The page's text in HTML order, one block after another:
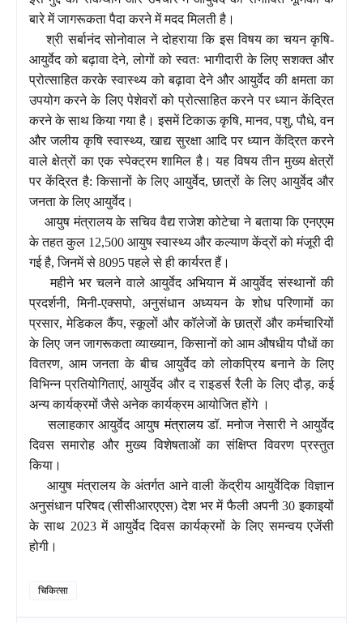
बारे में जागरूकता पैदा करने में मदद मिलती है।
श्री सर्बानंद सोनोवाल ने दोहराया कि इस विषय का चयन कृषि-
आयुर्वेद को बढ़ावा देने, लोगों को स्वतः भागीदारी के लिए सशक्त और
प्रोत्साहित करके स्वास्थ्य को बढ़ावा देने और आयुर्वेद की क्षमता का
उपयोग करने के लिए पेशेवरों को प्रोत्साहित करने पर ध्यान केंद्रित
करने के साथ किया गया है। इसमें टिकाऊ कृषि, मानव, पशु, पौधे, वन
और जलीय कृषि स्वास्थ्य, खाद्य सुरक्षा आदि पर ध्यान केंद्रित करने
वाले क्षेत्रों का एक स्पेक्ट्रम शामिल है। यह विषय तीन मुख्य क्षेत्रों
पर केंद्रित है: किसानों के लिए आयुर्वेद, छात्रों के लिए आयुर्वेद और
जनता के लिए आयुर्वेद।
आयुष मंत्रालय के सचिव वैद्य राजेश कोटेचा ने बताया कि एनएएम
के तहत कुल 12,500 आयुष स्वास्थ्य और कल्याण केंद्रों को मंजूरी दी
गई है, जिनमें से 8095 पहले से ही कार्यरत हैं।
महीने भर चलने वाले आयुर्वेद अभियान में आयुर्वेद संस्थानों की
प्रदर्शनी, मिनी-एक्सपो, अनुसंधान अध्ययन के शोध परिणामों का
प्रसार, मेडिकल कैंप, स्कूलों और कॉलेजों के छात्रों और कर्मचारियों
के लिए जन जागरूकता व्याख्यान, किसानों को आम औषधीय पौधों का
वितरण, आम जनता के बीच आयुर्वेद को लोकप्रिय बनाने के लिए
विभिन्न प्रतियोगिताएं, आयुर्वेद और द राइडर्स रैली के लिए दौड़, कई
अन्य कार्यक्रमों जैसे अनेक कार्यक्रम आयोजित होंगे ।
सलाहकार आयुर्वेद आयुषमंत्रालय डॉ. मनोज नेसारी ने आयुर्वेद
दिवस समारोह और मुख्य विशेषताओं का संक्षिप्त विवरण प्रस्तुत
किया।
आयुष मंत्रालय के अंतर्गत आने वाली केंद्रीय आयुर्वेदिक विज्ञान
अनुसंधान परिषद (सीसीआरएएस) देश भर में फैली अपनी 30 इकाइयों
के साथ 2023 में आयुर्वेद दिवस कार्यक्रमों के लिए समन्वय एजेंसी
होगी।
चिकित्सा